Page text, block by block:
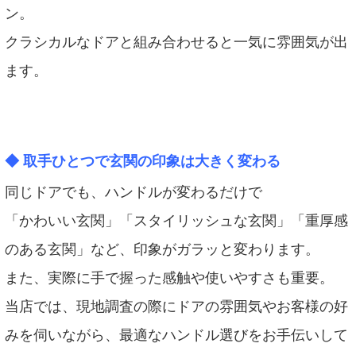
ン。
クラシカルなドアと組み合わせると一気に雰囲気が出
ます。
◆ 取手ひとつで玄関の印象は大きく変わる
同じドアでも、ハンドルが変わるだけで
「かわいい玄関」「スタイリッシュな玄関」「重厚感
のある玄関」など、印象がガラッと変わります。
また、実際に手で握った感触や使いやすさも重要。
当店では、現地調査の際にドアの雰囲気やお客様の好
みを伺いながら、最適なハンドル選びをお手伝いして